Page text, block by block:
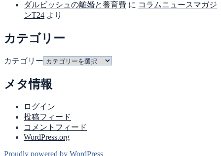
ダルビッシュの離婚と養育費 に コラムニュースマガジ
ンT24 より
カテゴリー
カテゴリー
メタ情報
ログイン
投稿フィード
コメントフィード
WordPress.org
Proudly powered by WordPress